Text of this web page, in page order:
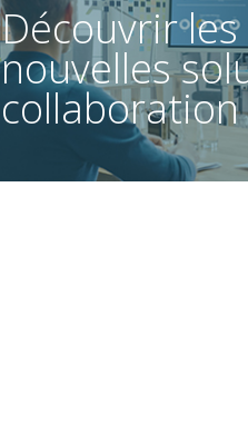
Découvrir les
nouvelles
collaboration